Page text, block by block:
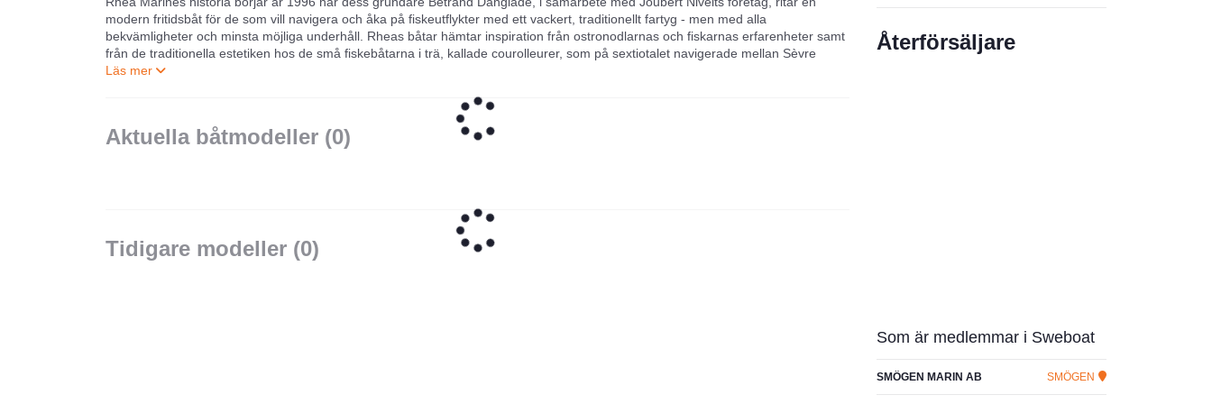
modern fritidsbåt för de som vill navigera och åka på fiskeutflykter med ett vackert, traditionellt fartyg - men med alla
bekvämligheter och minsta möjliga underhåll. Rheas båtar hämtar inspiration från ostronodlarnas och fiskarnas erfarenheter samt
från de traditionella estetiken hos de små fiskebåtarna i trä, kallade courolleurer, som på sextiotalet navigerade mellan Sèvre
Niortaise och La Tremblade på Atlantkusten. Vem skulle vara bättre lämpad att bygga dessa båtar än dessa skeppare?
Idag förvaltas denna yrkesskicklighet genom att vi följer båtbyggarkonstens alla regler till punkt och pricka när det gäller de
konstruktionstekniker som används, allt för att kunna erbjuda båtar av allra högsta kvalitet. Deras moderna retro-design
karaktäriseras av ett skrov med konkava sprutlister och infallande fribord och visar upp en perfekt blandning av modernitet och
Aktuella båtmodeller (0)
Tidigare modeller (0)
Återförsäljare
Som är medlemmar i Sweboat
SMÖGEN MARIN AB SMÖGEN